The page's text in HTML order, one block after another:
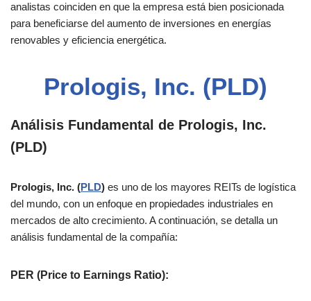
analistas coinciden en que la empresa está bien posicionada
para beneficiarse del aumento de inversiones en energías
renovables y eficiencia energética​.
Prologis, Inc. (PLD)
Análisis Fundamental de Prologis, Inc.
(PLD)
Prologis, Inc. (PLD) es uno de los mayores REITs de logística
del mundo, con un enfoque en propiedades industriales en
mercados de alto crecimiento. A continuación, se detalla un
análisis fundamental de la compañía:
PER (Price to Earnings Ratio):